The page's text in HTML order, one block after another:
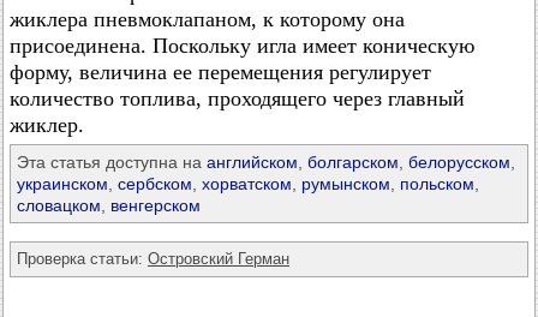
жиклера пневмоклапаном, к которому она
присоединена. Поскольку игла имеет коническую
форму, величина ее перемещения регулирует
количество топлива, проходящего через главный
жиклер.
Эта статья доступна на английском болгарском белорусском
украинском сербском хорватском румынском польском
словацком
венгерском
Проверка статьи: Островский Герман